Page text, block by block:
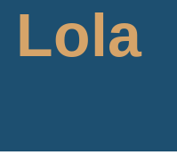
Lola